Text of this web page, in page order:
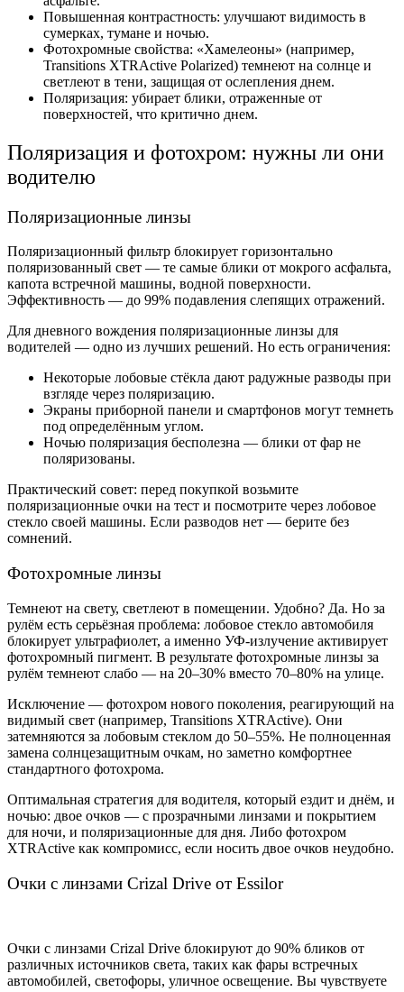
Повышенная контрастность: улучшают видимость в
сумерках, тумане и ночью.
Фотохромные свойства: «Хамелеоны» (например,
Transitions XTRActive Polarized) темнеют на солнце и
светлеют в тени, защищая от ослепления днем.
Поляризация: убирает блики, отраженные от
поверхностей, что критично днем.
Поляризация и фотохром: нужны ли они
водителю
Поляризационные линзы
Поляризационный фильтр блокирует горизонтально
поляризованный свет — те самые блики от мокрого асфальта,
капота встречной машины, водной поверхности.
Эффективность — до 99% подавления слепящих отражений.
Для дневного вождения поляризационные линзы для
водителей — одно из лучших решений. Но есть ограничения:
Некоторые лобовые стёкла дают радужные разводы при
взгляде через поляризацию.
Экраны приборной панели и смартфонов могут темнеть
под определённым углом.
Ночью поляризация бесполезна — блики от фар не
поляризованы.
Практический совет: перед покупкой возьмите
поляризационные очки на тест и посмотрите через лобовое
стекло своей машины. Если разводов нет — берите без
сомнений.
Фотохромные линзы
Темнеют на свету, светлеют в помещении. Удобно? Да. Но за
рулём есть серьёзная проблема: лобовое стекло автомобиля
блокирует ультрафиолет, а именно УФ-излучение активирует
фотохромный пигмент. В результате фотохромные линзы за
рулём темнеют слабо — на 20–30% вместо 70–80% на улице.
Исключение — фотохром нового поколения, реагирующий на
видимый свет (например, Transitions XTRActive). Они
затемняются за лобовым стеклом до 50–55%. Не полноценная
замена солнцезащитным очкам, но заметно комфортнее
стандартного фотохрома.
Оптимальная стратегия для водителя, который ездит и днём, и
ночью: двое очков — с прозрачными линзами и покрытием
для ночи, и поляризационные для дня. Либо фотохром
XTRActive как компромисс, если носить двое очков неудобно.
Очки с линзами Crizal Drive от Essilor
Очки с линзами Crizal Drive блокируют до 90% бликов от
различных источников света, таких как фары встречных
автомобилей, светофоры, уличное освещение. Вы чувствуете